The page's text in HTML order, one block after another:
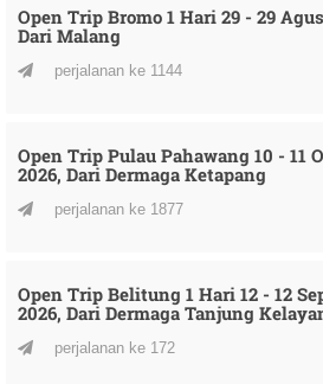
Open Trip Bromo 1 Hari 29 - 29
Dari Malang
perjalanan ke 1144
Open Trip Pulau Pahawang 10 - 11
2026, Dari Dermaga Ketapang
perjalanan ke 1877
Open Trip Belitung 1 Hari 12 - 12
2026, Dari Dermaga Tanjung
perjalanan ke 172